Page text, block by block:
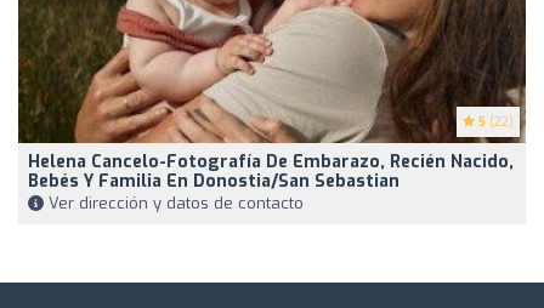
5 (22)
Helena Cancelo-Fotografía De Embarazo, Recién Nacido,
Bebés Y Familia En Donostia/San Sebastian
Ver dirección y datos de contacto